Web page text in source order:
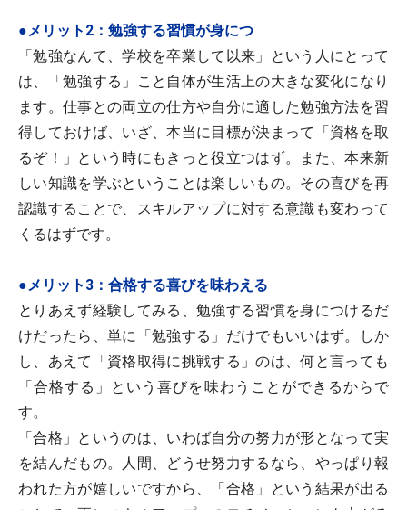
●メリット2：勉強する習慣が身につ
「勉強なんて、学校を卒業して以来」という人にとって
は、「勉強する」こと自体が生活上の大きな変化になり
ます。仕事との両立の仕方や自分に適した勉強方法を習
得しておけば、いざ、本当に目標が決まって「資格を取
るぞ！」という時にもきっと役立つはず。また、本来新
しい知識を学ぶということは楽しいもの。その喜びを再
認識することで、スキルアップに対する意識も変わって
くるはずです。
●メリット3：合格する喜びを味わえる
とりあえず経験してみる、勉強する習慣を身につけるだ
けだったら、単に「勉強する」だけでもいいはず。しか
し、あえて「資格取得に挑戦する」のは、何と言っても
「合格する」という喜びを味わうことができるからで
す。
「合格」というのは、いわば自分の努力が形となって実
を結んだもの。人間、どうせ努力するなら、やっぱり報
われた方が嬉しいですから、「合格」という結果が出る